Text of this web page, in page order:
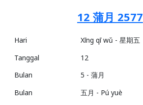
12 蒲月 2577
Hari
Xīng qī wǔ - 星期五
Tanggal
12
Bulan
5 - 蒲月
Bulan
五月 - Pú yuè